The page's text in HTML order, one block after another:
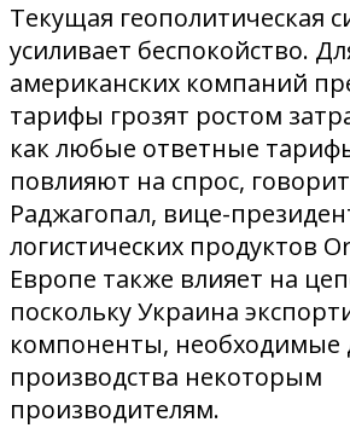
Текущая геополитическая
усиливает беспокойство.
американских компаний
тарифы грозят ростом
как любые ответные
повлияют на спрос,
Раджагопал, вице-
логистических продуктов
Европе также влияет на
поскольку Украина
компоненты, необходимые
производства некоторым
производителям.